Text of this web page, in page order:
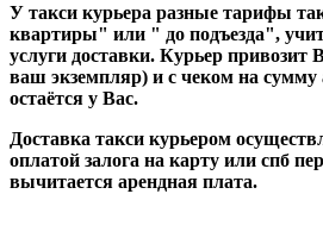
У такси курьера разные тарифы
квартиры" или " до подъезда",
услуги доставки. Курьер привозит
ваш экземпляр) и с чеком на
остаётся у Вас.
Доставка такси курьером
оплатой залога на карту или спб
вычитается арендная плата.